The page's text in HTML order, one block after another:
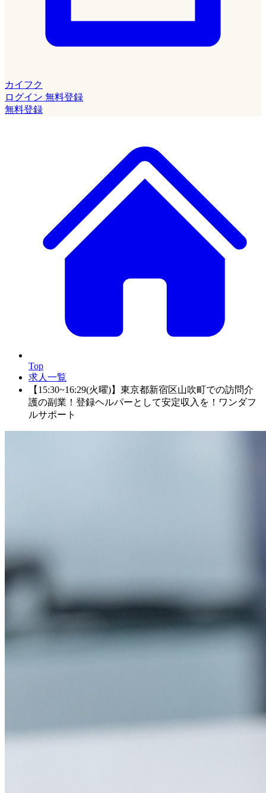
カイフク
ログイン 無料登録
無料登録
Top
求人一覧
【15:30~16:29(火曜)】東京都新宿区山吹町での訪問介
護の副業！登録ヘルパーとして安定収入を！ワンダフ
ルサポート